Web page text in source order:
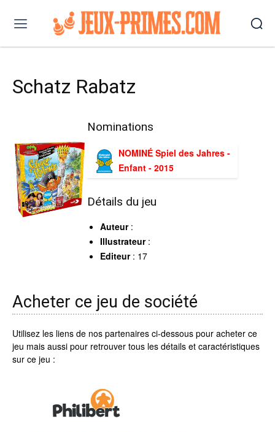
Schatz Rabatz
Nominations
NOMINÉ Spiel des Jahres -
Enfant - 2015
Détails du jeu
Auteur:
Illustrateur:
Editeur: 17
Acheter ce jeu de société
Utilisez les liens de nos partenaires ci-dessous pour acheter ce
jeu mais aussi pour retrouver tous les détails et caractéristiques
sur ce jeu :